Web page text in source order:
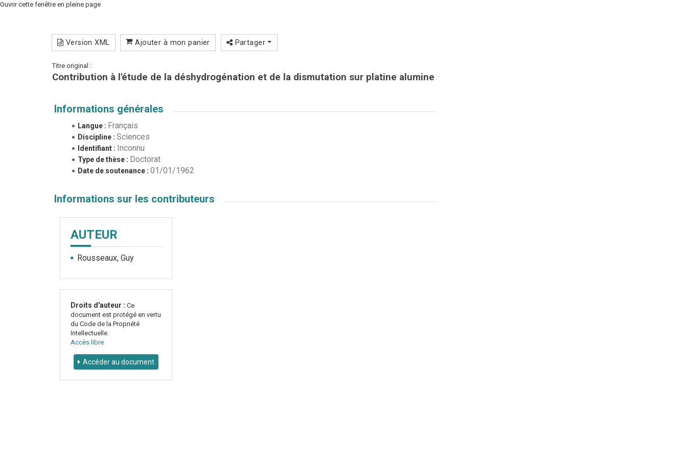
Ouvrir cette fenêtre en pleine page
Version XML Ajouter à mon panier Partager
Titre original :
Contribution à l'étude de la déshydrogénation et de la dismutation sur platine alumine
Informations générales
Langue : Français
Discipline : Sciences
Identifiant : Inconnu
Type de thèse : Doctorat
Date de soutenance : 01/01/1962
Informations sur les contributeurs
AUTEUR
Rousseaux, Guy
Droits d'auteur : Ce
document est protégé en vertu
du Code de la Propriété
Intellectuelle.
Accès libre
Accéder au document